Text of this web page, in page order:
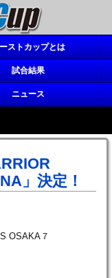
ストカップとは
試合結果
ニュース
」決定！
OSAKA７